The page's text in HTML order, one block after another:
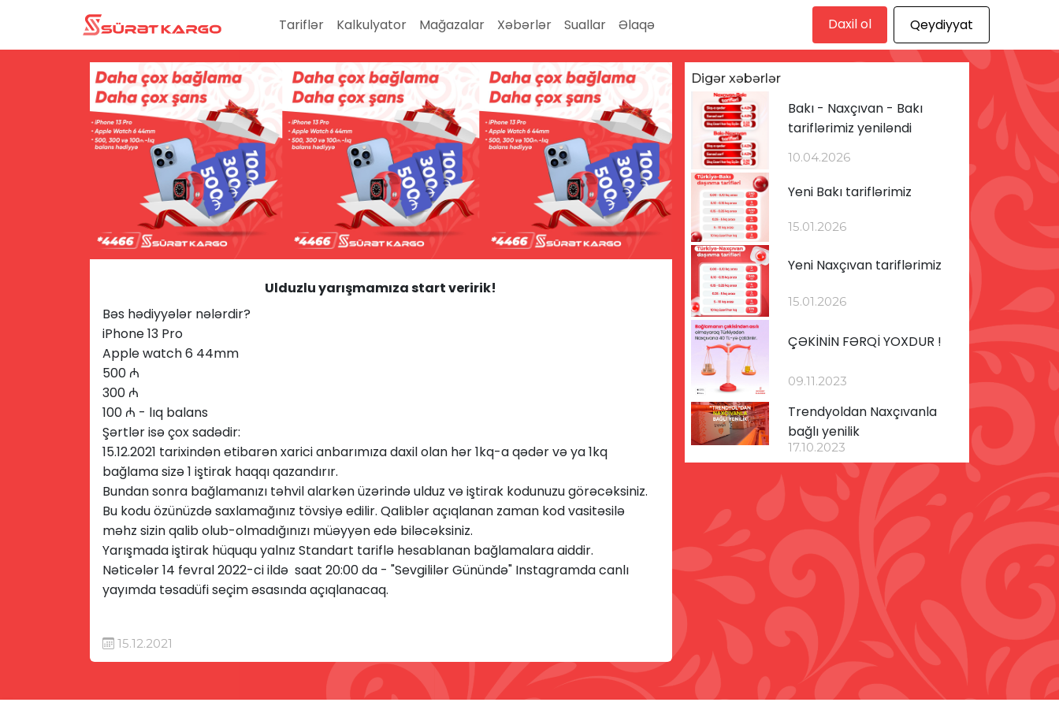
Tariflər Kalkulyator Mağazalar Xəbərlər Suallar Əlaqə Daxil ol Qeydiyyat
Ulduzlu yarışmamıza start veririk!
Bəs hədiyyələr nələrdir?
iPhone 13 Pro
Apple watch 6 44mm
500 ₼
300 ₼
100 ₼ - lıq balans
Şərtlər isə çox sadədir:
15.12.2021 tarixindən etibarən xarici anbarımıza daxil olan hər 1kq-a qədər və ya 1kq
bağlama sizə 1 iştirak haqqı qazandırır.
Bundan sonra bağlamanızı təhvil alarkən üzərində ulduz və iştirak kodunuzu görəcəksiniz.
Bu kodu özünüzdə saxlamağınız tövsiyə edilir. Qaliblər açıqlanan zaman kod vasitəsilə
məhz sizin qalib olub-olmadığınızı müəyyən edə biləcəksiniz.
Yarışmada iştirak hüququ yalnız Standart tariflə hesablanan bağlamalara aiddir.
Nəticələr 14 fevral 2022-ci ildə saat 20:00 da - "Sevgililər Günündə" Instagramda canlı
yayımda təsadüfi seçim əsasında açıqlanacaq.
15.12.2021
Digər xəbərlər
Bakı - Naxçıvan - Bakı
tariflərimiz yeniləndi
10.04.2026
Yeni Bakı tariflərimiz
15.01.2026
Yeni Naxçıvan tariflərimiz
15.01.2026
ÇƏKİNİN FƏRQİ YOXDUR !
09.11.2023
Trendyoldan Naxçıvanla
bağlı yenilik
17.10.2023